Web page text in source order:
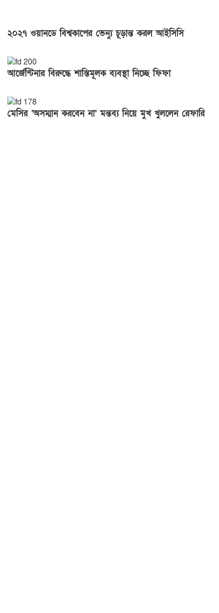
২০২৭ ওয়ানডে বিশ্বকাপের ভেন্যু চূড়ান্ত করল আইসিসি
আর্জেন্টিনার বিরুদ্ধে শাস্তিমূলক ব্যবস্থা নিচ্ছে ফিফা
মেসির ‘অসম্মান করবেন না’ মন্তব্য নিয়ে মুখ খুললেন রেফারি